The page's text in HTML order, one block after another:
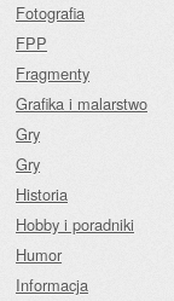
Fotografia
FPP
Fragmenty
Grafika i malarstwo
Gry
Gry
Historia
Hobby i poradniki
Humor
Informacja